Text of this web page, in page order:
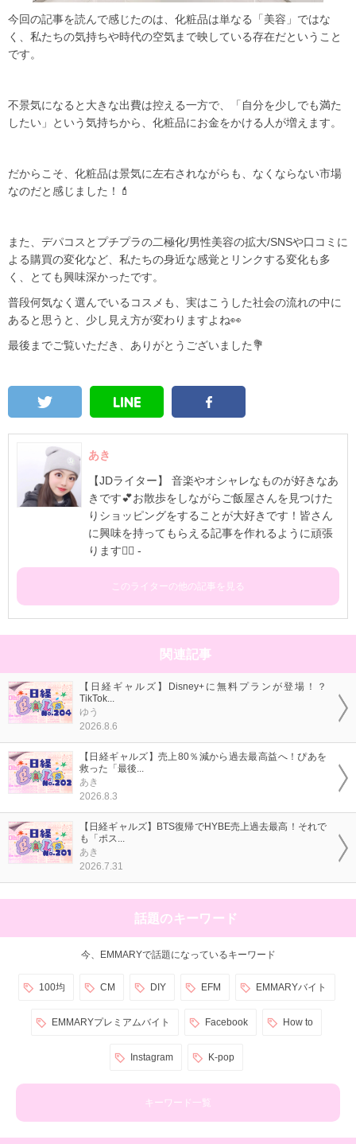
今回の記事を読んで感じたのは、化粧品は単なる「美容」ではな
く、私たちの気持ちや時代の空気まで映している存在だということ
です。
不景気になると大きな出費は控える一方で、「自分を少しでも満た
したい」という気持ちから、化粧品にお金をかける人が増えます。
だからこそ、化粧品は景気に左右されながらも、なくならない市場
なのだと感じました！💄
また、デパコスとプチプラの二極化/男性美容の拡大/SNSや口コミに
よる購買の変化など、私たちの身近な感覚とリンクする変化も多
く、とても興味深かったです。
普段何気なく選んでいるコスメも、実はこうした社会の流れの中に
あると思うと、少し見え方が変わりますよね👀
最後までご覧いただき、ありがとうございました💐
あき
【JDライター】 音楽やオシャレなものが好きなあ
きです💕お散歩をしながらご飯屋さんを見つけた
りショッピングをすることが大好きです！皆さん
に興味を持ってもらえる記事を作れるように頑張
ります✊🏻 -
このライターの他の記事を見る
関連記事
【日経ギャルズ】Disney+に無料プランが登場！？
TikTok...
ゆう
2026.8.6
【日経ギャルズ】売上80％減から過去最高益へ！ぴあを
救った「最後...
あき
2026.8.3
【日経ギャルズ】BTS復帰でHYBE売上過去最高！それで
も「ポス...
あき
2026.7.31
話題のキーワード
今、EMMARYで話題になっているキーワード
100均 CM DIY EFM EMMARYバイト
EMMARYプレミアムバイト Facebook How to
Instagram K-pop
キーワード一覧